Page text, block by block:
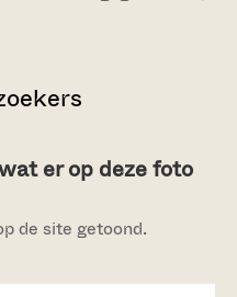
er op deze foto
de site getoond.